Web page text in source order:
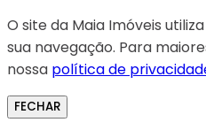
O site da Maia Imóveis
sua navegação. Para
nossa política de
FECHAR